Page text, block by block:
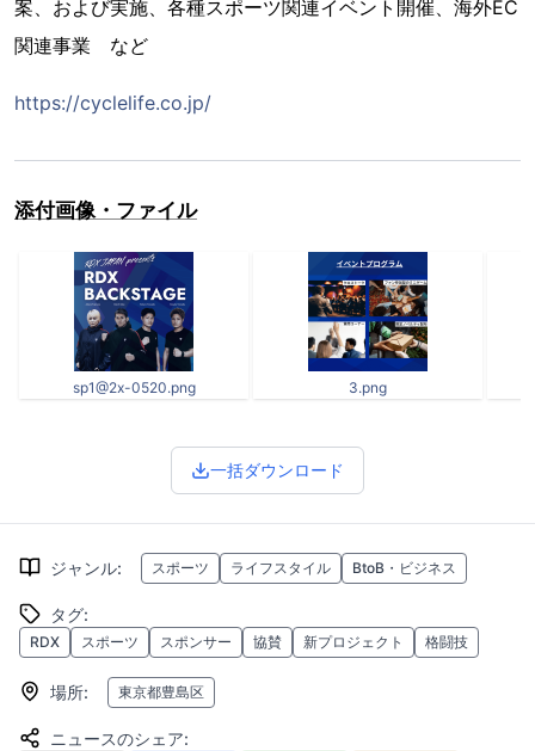
案、および実施、各種スポーツ関連イベント開催、海外EC
関連事業 など
https://cyclelife.co.jp/
添付画像・ファイル
sp1@2x-0520.png 3.png
一括ダウンロード
ジャンル: スポーツ ライフスタイル BtoB・ビジネス
タグ:
RDX スポーツ スポンサー 協賛 新プロジェクト 格闘技
場所: 東京都豊島区
ニュースのシェア: